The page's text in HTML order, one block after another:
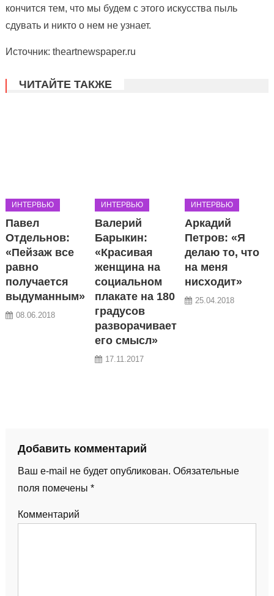
кончится тем, что мы будем с этого искусства пыль
сдувать и никто о нем не узнает.
Источник: theartnewspaper.ru
ЧИТАЙТЕ ТАКЖЕ
ИНТЕРВЬЮ
Павел
Отдельнов:
«Пейзаж все
равно
получается
выдуманным»
08.06.2018
ИНТЕРВЬЮ
Валерий
Барыкин:
«Красивая
женщина на
социальном
плакате на 180
градусов
разворачивает
его смысл»
17.11.2017
ИНТЕРВЬЮ
Аркадий
Петров: «Я
делаю то, что
на меня
нисходит»
25.04.2018
Добавить комментарий
Ваш e-mail не будет опубликован. Обязательные
поля помечены *
Комментарий